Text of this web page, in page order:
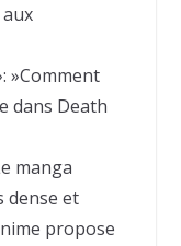
»Comment
dans Death
manga
et
propose